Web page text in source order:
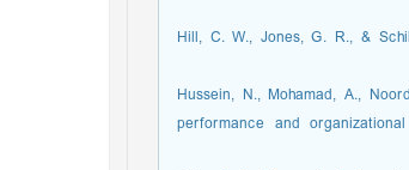
Hill, C. W., Jones, G. R., &
Hussein, N., Mohamad, A.,
performance and